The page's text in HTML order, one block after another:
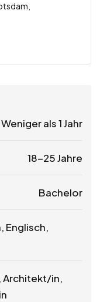
Weniger als 1 Jahr
18-25 Jahre
Bachelor
Englisch,
Architekt/in,